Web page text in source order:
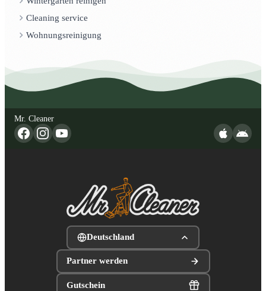
Cleaning service
Wohnungsreinigung
Mr. Cleaner
Deutschland
Partner werden
Gutschein